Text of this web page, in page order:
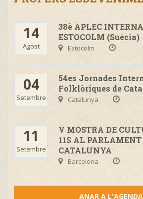
14
Agost
38è APLEC
ESTOCOLM (Suècia)
Estocolm
04
Setembre
54es Jornades
Folklòriques de
Catalunya
11
Setembre
V MOSTRA DE
11S AL PARLAMENT
CATALUNYA
Barcelona
ANAR A L'AGENDA